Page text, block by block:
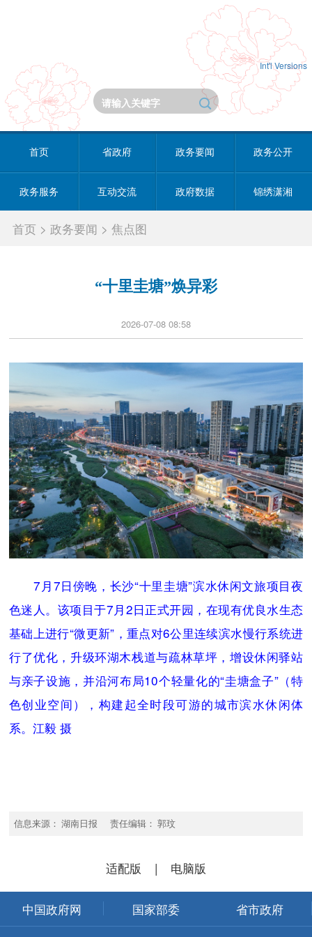
Int'l Versions
首页 省政府 政务要闻 政务公开
政务服务 互动交流 政府数据 锦绣潇湘
首页 >政务要闻 >焦点图
“十里圭塘”焕异彩
2026-07-08 08:58
7月7日傍晚，长沙“十里圭塘”滨水休闲文旅项目夜
色迷人。该项目于7月2日正式开园，在现有优良水生态
基础上进行“微更新”，重点对6公里连续滨水慢行系统进
行了优化，升级环湖木栈道与疏林草坪，增设休闲驿站
与亲子设施，并沿河布局10个轻量化的“圭塘盒子”（特
色创业空间），构建起全时段可游的城市滨水休闲体
系。江毅 摄
信息来源： 湖南日报 责任编辑： 郭玟
适配版 | 电脑版
中国政府网 国家部委 省市政府